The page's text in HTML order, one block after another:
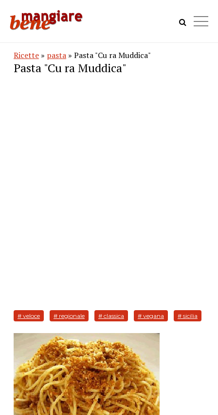
Ricette » pasta » Pasta "Cu ra Muddica"
Pasta "Cu ra Muddica"
# veloce # regionale # classica # vegana # sicilia